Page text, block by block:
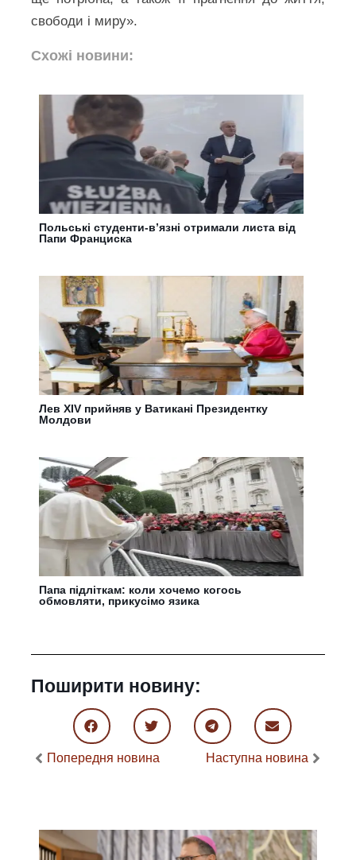
свободи і миру».
Схожі новини:
Польські студенти-в’язні отримали листа від
Папи Франциска
Лев XIV прийняв у Ватикані Президентку
Молдови
Папа підліткам: коли хочемо когось
обмовляти, прикусімо язика
Поширити новину:
Попередня новина Наступна новина